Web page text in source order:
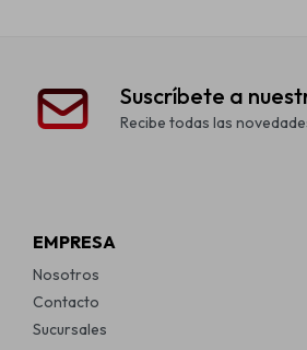
Suscríbete a
Recibe todas las
EMPRESA
Nosotros
Contacto
Sucursales